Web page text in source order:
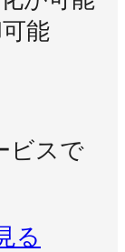
能
ビスで
る